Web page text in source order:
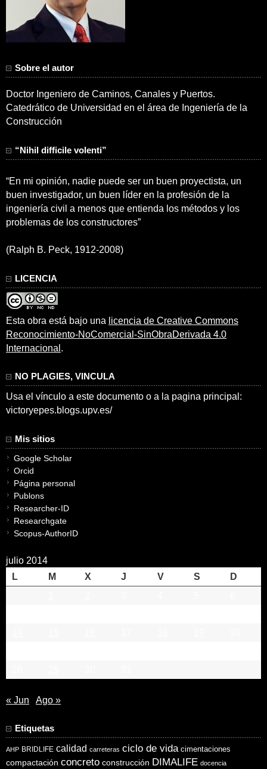
Sobre el autor
Doctor Ingeniero de Caminos, Canales y Puertos.
Catedrático de Universidad en el área de Ingeniería de la
Construcción
“Nihil difficile volenti”
“En mi opinión, nadie puede ser un buen proyectista, un
buen investigador, un buen líder en la profesión de la
ingeniería civil a menos que entienda los métodos y los
problemas de los constructores”
(Ralph B. Peck, 1912-2008)
LICENCIA
Esta obra está bajo una licencia de Creative Commons
Reconocimiento-NoComercial-SinObraDerivada 4.0
Internacional .
NO PLAGIES, VINCULA
Usa el vínculo a este documento o a la pagina principal:
victoryepes.blogs.upv.es/
Mis sitios
Google Scholar
Orcid
Página personal
Publons
Researcher-ID
Researchgate
Scopus-AuthorID
julio 2014
L
M X J V S
D
« Jun Ago »
Etiquetas
AHP BRIDLIFE calidad carreteras ciclo de vida cimentaciones
compactación concreto construcción DIMALIFE docencia